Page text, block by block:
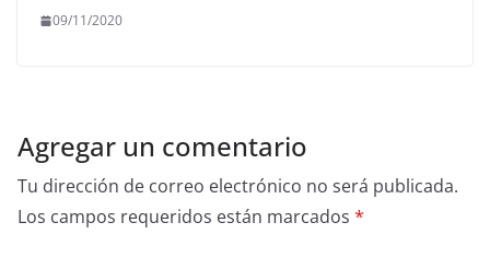
09/11/2020
Agregar un comentario
Tu dirección de correo electrónico no será publicada.
Los campos requeridos están marcados *